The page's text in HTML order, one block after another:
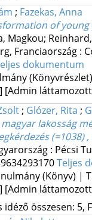
; Fazekas, Anna
of young
Magkou;
Franciaország :
dokumentum
[Admin
; Glózer, Rita ;
magyar lakosság
: Pécsi
Teljes
(Könyv) |
[Admin
idéző összesen: 5,